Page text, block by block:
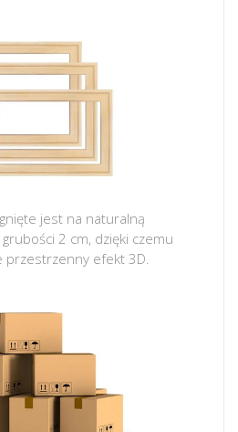
jest na naturalną
2 cm, dzięki czemu
przestrzenny efekt 3D.